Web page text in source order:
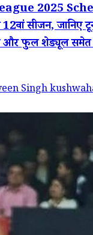
2025
12वां सीजन, जानिए
और फुल शेड्यूल
Singh